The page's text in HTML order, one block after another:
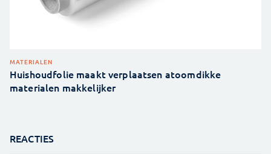
MATERIALEN
Huishoudfolie maakt verplaatsen atoomdikke
materialen makkelijker
REACTIES